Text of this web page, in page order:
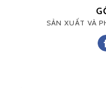
SẢN XUẤT VÀ